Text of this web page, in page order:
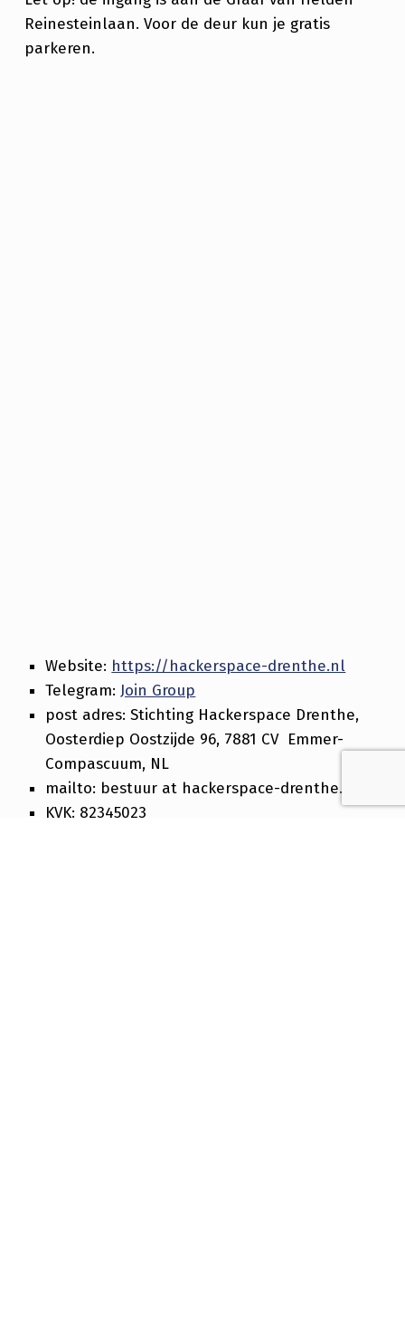
Reinesteinlaan. Voor de deur kun je gratis
parkeren.
Website: https://hackerspace-drenthe.nl
Telegram: Join Group
post adres: Stichting Hackerspace Drenthe,
Oosterdiep Oostzijde 96, 7881 CV Emmer-
Compascuum, NL
mailto: bestuur at hackerspace-drenthe.nl
KVK: 82345023